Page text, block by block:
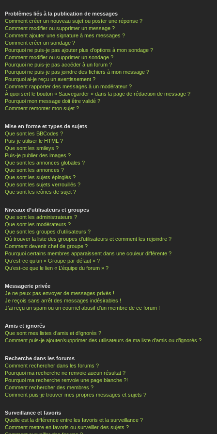
Problèmes liés à la publication de messages
Comment créer un nouveau sujet ou poster une réponse ?
Comment modifier ou supprimer un message ?
Comment ajouter une signature à mes messages ?
Comment créer un sondage ?
Pourquoi ne puis-je pas ajouter plus d’options à mon sondage ?
Comment modifier ou supprimer un sondage ?
Pourquoi ne puis-je pas accéder à un forum ?
Pourquoi ne puis-je pas joindre des fichiers à mon message ?
Pourquoi ai-je reçu un avertissement ?
Comment rapporter des messages à un modérateur ?
À quoi sert le bouton « Sauvegarder » dans la page de rédaction de message ?
Pourquoi mon message doit être validé ?
Comment remonter mon sujet ?
Mise en forme et types de sujets
Que sont les BBCodes ?
Puis-je utiliser le HTML ?
Que sont les smileys ?
Puis-je publier des images ?
Que sont les annonces globales ?
Que sont les annonces ?
Que sont les sujets épinglés ?
Que sont les sujets verrouillés ?
Que sont les icônes de sujet ?
Niveaux d’utilisateurs et groupes
Que sont les administrateurs ?
Que sont les modérateurs ?
Que sont les groupes d’utilisateurs ?
Où trouver la liste des groupes d’utilisateurs et comment les rejoindre ?
Comment devenir chef de groupe ?
Pourquoi certains membres apparaissent dans une couleur différente ?
Qu’est-ce qu’un « Groupe par défaut » ?
Qu’est-ce que le lien « L’équipe du forum » ?
Messagerie privée
Je ne peux pas envoyer de messages privés !
Je reçois sans arrêt des messages indésirables !
J’ai reçu un spam ou un courriel abusif d’un membre de ce forum !
Amis et ignorés
Que sont mes listes d’amis et d’ignorés ?
Comment puis-je ajouter/supprimer des utilisateurs de ma liste d’amis ou d’ignorés ?
Recherche dans les forums
Comment rechercher dans les forums ?
Pourquoi ma recherche ne renvoie aucun résultat ?
Pourquoi ma recherche renvoie une page blanche ?!
Comment rechercher des membres ?
Comment puis-je trouver mes propres messages et sujets ?
Surveillance et favoris
Quelle est la différence entre les favoris et la surveillance ?
Comment mettre en favoris ou surveiller des sujets ?